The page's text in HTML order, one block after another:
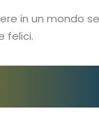
in un mondo
felici.